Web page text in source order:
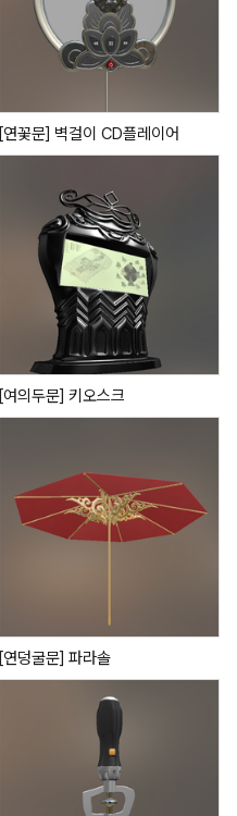
[연꽃문] 벽걸이 CD플레이어
[여의두문] 키오스크
[연덩굴문] 파라솔